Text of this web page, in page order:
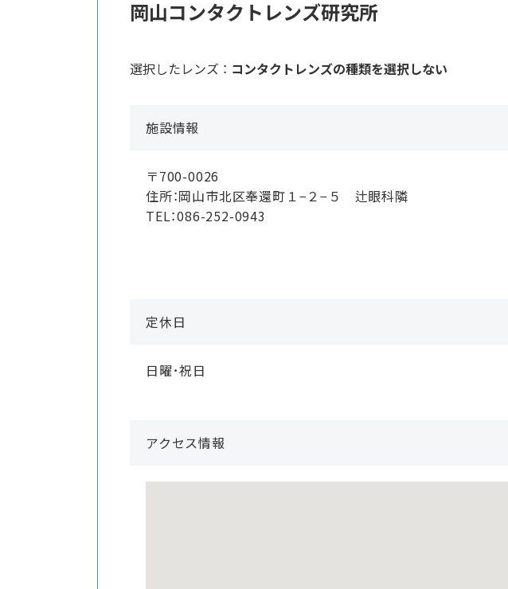
岡山コンタクトレンズ研究所
選択したレンズ ： コンタクトレンズの種類を選択しない
施設情報
〒700-0026
住所：岡山市北区奉還町１−２−５ 辻眼科隣
TEL：086-252-0943
定休日
日曜･祝日
アクセス情報